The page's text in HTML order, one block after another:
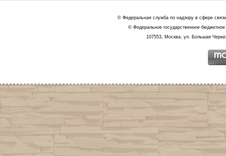
© Федеральная служба по надзору в сфере
© Федеральное государственное
107553, Москва, ул. Большая